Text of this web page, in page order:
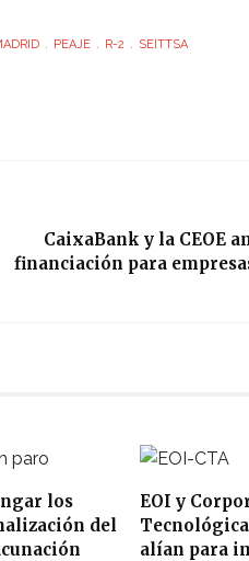
PEAJE R-2 SEITTSA
CaixaBank y la CEOE
financiación para
los
del
EOI y
alían para